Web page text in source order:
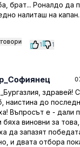
брат... Роналдо да
налиташ на
1 1
здравей!
наистина до
Въпросът е - дали
бяха виновни за
да запазят
и двата отбора